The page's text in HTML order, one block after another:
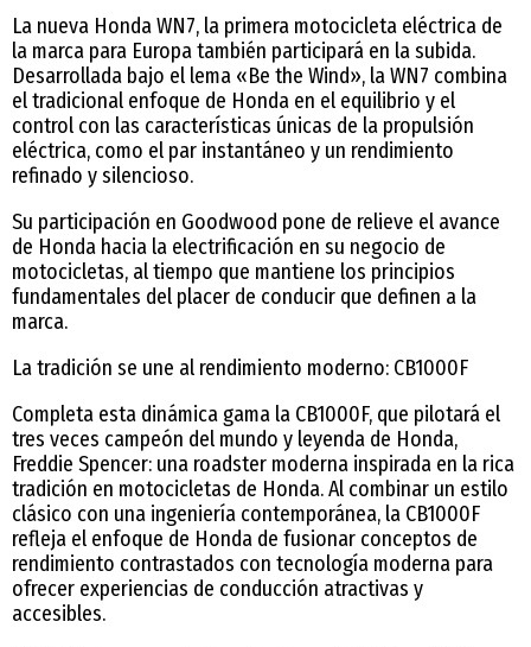
La nueva Honda WN7, la primera motocicleta eléctrica de
la marca para Europa también participará en la subida.
Desarrollada bajo el lema «Be the Wind», la WN7 combina
el tradicional enfoque de Honda en el equilibrio y el
control con las características únicas de la propulsión
eléctrica, como el par instantáneo y un rendimiento
refinado y silencioso.
Su participación en Goodwood pone de relieve el avance
de Honda hacia la electrificación en su negocio de
motocicletas, al tiempo que mantiene los principios
fundamentales del placer de conducir que definen a la
marca.
La tradición se une al rendimiento moderno: CB1000F
Completa esta dinámica gama la CB1000F, que pilotará el
tres veces campeón del mundo y leyenda de Honda,
Freddie Spencer: una roadster moderna inspirada en la rica
tradición en motocicletas de Honda. Al combinar un estilo
clásico con una ingeniería contemporánea, la CB1000F
refleja el enfoque de Honda de fusionar conceptos de
rendimiento contrastados con tecnología moderna para
ofrecer experiencias de conducción atractivas y
accesibles.